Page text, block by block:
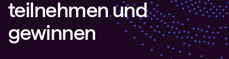
teilnehmen und
gewinnen